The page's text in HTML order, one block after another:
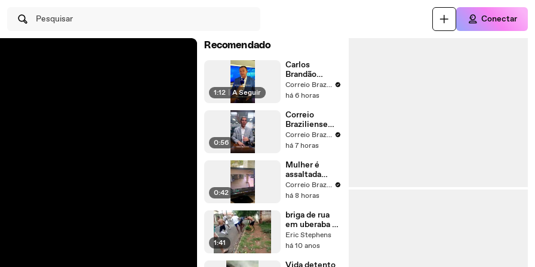
Pesquisar Conectar
Recomendado
1:12 A Seguir
Carlos
Brandão
projeta vitória
no primeiro
Maranhão
Correio Braziliense
há 6 horas
0:56
Correio
Braziliense
realiza
sabatina com
GDF em 11 de
agosto
Correio Braziliense
há 7 horas
0:42
Mulher é
assaltada
embaixo de
prédio no
Correio Braziliense
há 8 horas
1:41
briga de rua
em uberaba os
idiotas
Eric Stephens
há 10 anos